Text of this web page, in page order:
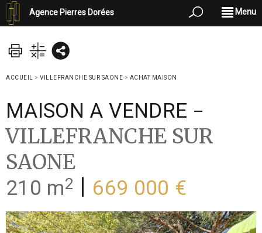
Agence Pierres Dorées Menu
ACCUEIL > VILLEFRANCHE SUR SAONE > ACHAT MAISON
MAISON A VENDRE -
VILLEFRANCHE SUR
SAONE
210 m2 669 000 €